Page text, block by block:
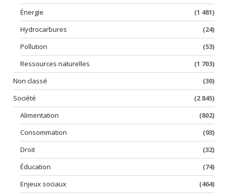
Énergie
(1 481)
Hydrocarbures
(24)
Pollution
(53)
Ressources naturelles
(1 703)
Non classé
(30)
Société
(2 845)
Alimentation
(802)
Consommation
(93)
Droit
(32)
Éducation
(74)
Enjeux sociaux
(464)